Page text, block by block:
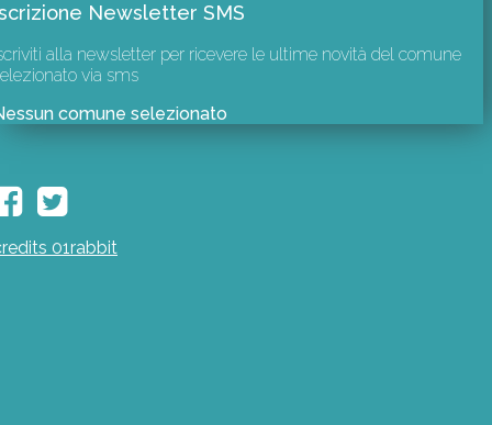
Newsletter SMS
alla newsletter per ricevere le ultime novità del comune
via sms
comune selezionato
01rabbit